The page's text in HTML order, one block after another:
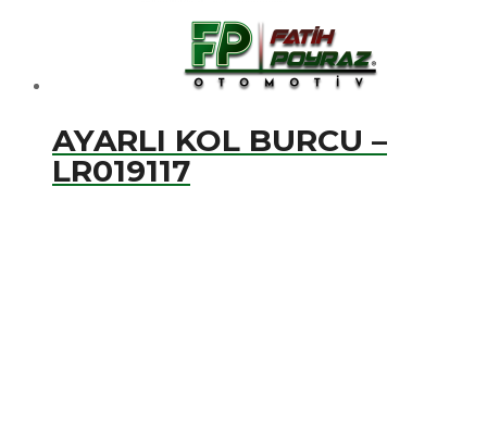
AYARLI KOL BURCU –
LR019117